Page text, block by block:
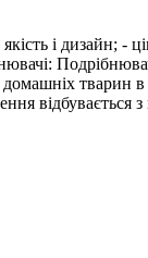
і дизайн; -